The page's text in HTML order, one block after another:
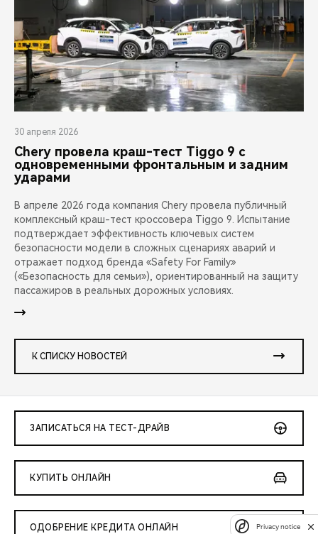
30 апреля 2026
Chery провела краш-тест Tiggo 9 с
одновременными фронтальным и задним
ударами
В апреле 2026 года компания Chery провела публичный
комплексный краш-тест кроссовера Tiggo 9. Испытание
подтверждает эффективность ключевых систем
безопасности модели в сложных сценариях аварий и
отражает подход бренда «Safety For Family»
(«Безопасность для семьи»), ориентированный на защиту
пассажиров в реальных дорожных условиях.
К СПИСКУ НОВОСТЕЙ
ЗАПИСАТЬСЯ НА ТЕСТ-ДРАЙВ
КУПИТЬ ОНЛАЙН
ОДОБРЕНИЕ КРЕДИТА ОНЛАЙН Privacy notice